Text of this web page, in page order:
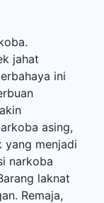
jahat
ini
asing,
yang menjadi
narkoba
laknat
Remaja,